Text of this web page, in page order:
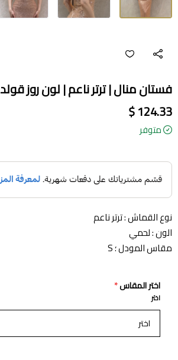
فستان منال | ترتر ناعم | لون روز قولد
124.33 $
متوفر
نوع القماش : ترتر ناعم
الون : لحمي
مقاس المودل ؛ S
اختر المقاس*
اختر